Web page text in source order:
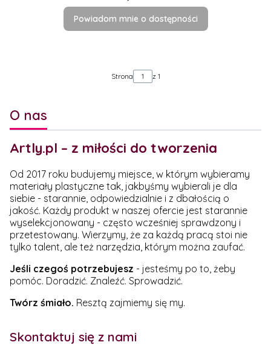
Powiadom mnie o dostępności
Strona z 1
O nas
Artly.pl – z miłości do tworzenia
Od 2017 roku budujemy miejsce, w którym wybieramy
materiały plastyczne tak, jakbyśmy wybierali je dla
siebie - starannie, odpowiedzialnie i z dbałością o
jakość. Każdy produkt w naszej ofercie jest starannie
wyselekcjonowany - często wcześniej sprawdzony i
przetestowany. Wierzymy, że za każdą pracą stoi nie
tylko talent, ale też narzędzia, którym można zaufać.
Jeśli czegoś potrzebujesz - jesteśmy po to, żeby
pomóc. Doradzić. Znaleźć. Sprowadzić.
Twórz śmiało. Resztą zajmiemy się my.
Skontaktuj się z nami